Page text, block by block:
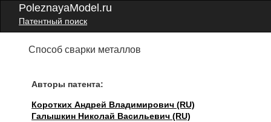
PoleznayaModel.ru
Патентный поиск
Способ сварки металлов
Авторы патента:
Коротких Андрей Владимирович (RU)
Галышкин Николай Васильевич (RU)